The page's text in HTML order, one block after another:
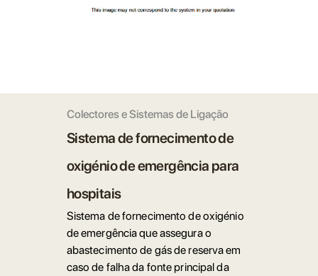
Colectores e Sistemas de Ligação
Sistema de fornecimento de
oxigénio de emergência para
hospitais
Sistema de fornecimento de oxigénio
de emergência que assegura o
abastecimento de gás de reserva em
caso de falha da fonte principal da